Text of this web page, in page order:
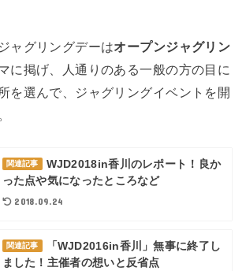
ャグリングデーはオープンジャグリン
に掲げ、人通りのある一般の方の目に
を選んで、ジャグリングイベントを開
関連記事
WJD2018in香川のレポート！良か
った点や気になったところなど
2018.09.24
関連記事
「WJD2016in香川」無事に終了し
ました！主催者の想いと反省点